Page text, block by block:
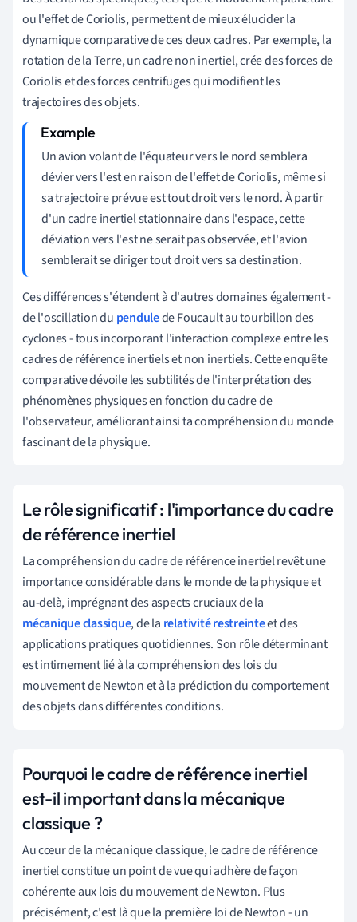
ou l'effet de Coriolis, permettent de mieux élucider la
dynamique comparative de ces deux cadres. Par exemple, la
rotation de la Terre, un cadre non inertiel, crée des forces de
Coriolis et des forces centrifuges qui modifient les
trajectoires des objets.
Un avion volant de l'équateur vers le nord semblera
dévier vers l'est en raison de l'effet de Coriolis, même si
sa trajectoire prévue est tout droit vers le nord. À partir
d'un cadre inertiel stationnaire dans l'espace, cette
déviation vers l'est ne serait pas observée, et l'avion
semblerait se diriger tout droit vers sa destination.
Ces différences s'étendent à d'autres domaines également -
de l'oscillation du pendulede Foucault au tourbillon des
cyclones - tous incorporant l'interaction complexe entre les
cadres de référence inertiels et non inertiels. Cette enquête
comparative dévoile les subtilités de l'interprétation des
phénomènes physiques en fonction du cadre de
l'observateur, améliorant ainsi ta compréhension du monde
fascinant de la physique.
Le rôle significatif : l'importance du cadre
de référence inertiel
La compréhension du cadre de référence inertiel revêt une
importance considérable dans le monde de la physique et
au-delà, imprégnant des aspects cruciaux de la
mécanique classique, de la relativité restreinteet des
applications pratiques quotidiennes. Son rôle déterminant
est intimement lié à la compréhension des lois du
mouvement de Newton et à la prédiction du comportement
des objets dans différentes conditions.
Pourquoi le cadre de référence inertiel
est-il important dans la mécanique
classique ?
Au cœur de la mécanique classique, le cadre de référence
inertiel constitue un point de vue qui adhère de façon
cohérente aux lois du mouvement de Newton. Plus
précisément, c'est là que la première loi de Newton - un